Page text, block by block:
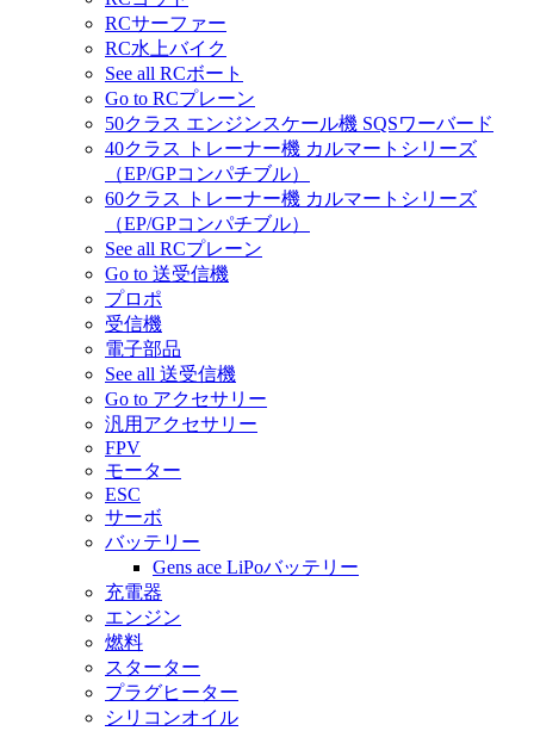
RCサーファー
RC水上バイク
See all RCボート
Go to RCプレーン
50クラス エンジンスケール機 SQSワーバード
40クラス トレーナー機 カルマートシリーズ
（EP/GPコンパチブル）
60クラス トレーナー機 カルマートシリーズ
（EP/GPコンパチブル）
See all RCプレーン
Go to 送受信機
プロポ
受信機
電子部品
See all 送受信機
Go to アクセサリー
汎用アクセサリー
FPV
モーター
ESC
サーボ
バッテリー
Gens ace LiPoバッテリー
充電器
エンジン
燃料
スターター
プラグヒーター
シリコンオイル